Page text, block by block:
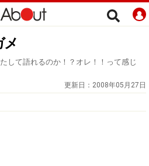
して語れるのか！？オレ！！って感じ
更新日： 2008年05月27日